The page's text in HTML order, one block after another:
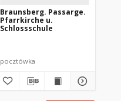
Braunsberg. Passarge.
Pfarrkirche u.
Schlossschule
pocztówka